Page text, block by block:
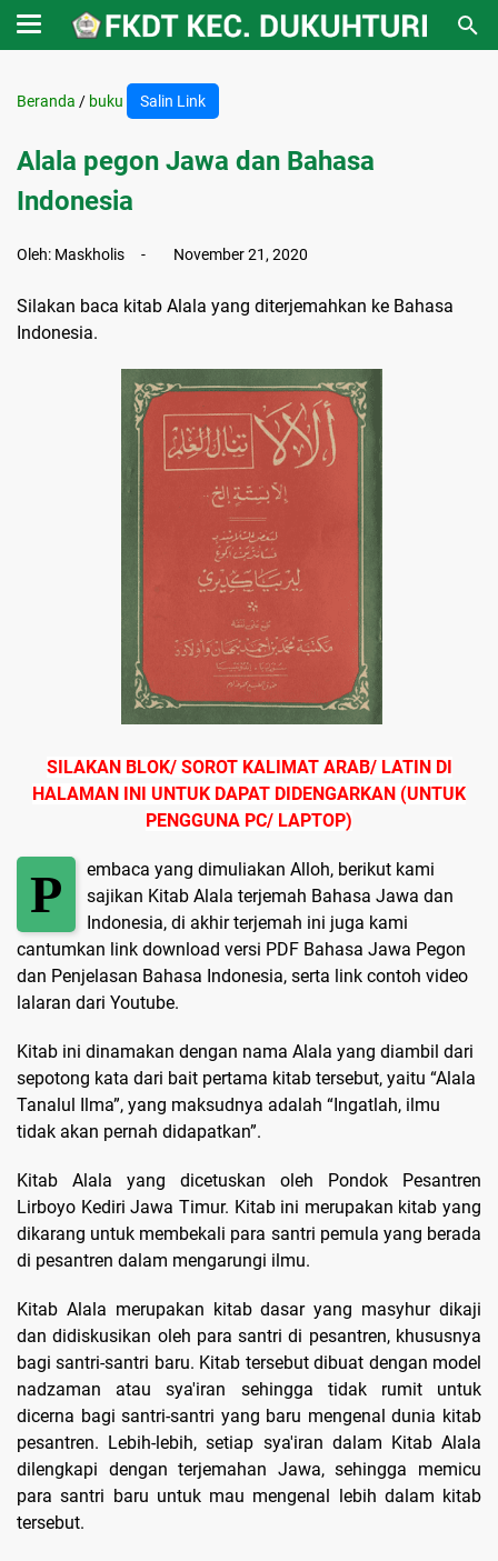
Beranda / buku Salin Link
Alala pegon Jawa dan Bahasa
Indonesia
Oleh: Maskholis November 21, 2020
Silakan baca kitab Alala yang diterjemahkan ke Bahasa
Indonesia.
SILAKAN BLOK/ SOROT KALIMAT ARAB/ LATIN DI
HALAMAN INI UNTUK DAPAT DIDENGARKAN (UNTUK
PENGGUNA PC/ LAPTOP)
P
embaca yang dimuliakan Alloh, berikut kami
sajikan Kitab Alala terjemah Bahasa Jawa dan
Indonesia, di akhir terjemah ini juga kami
cantumkan link download versi PDF Bahasa Jawa Pegon
dan Penjelasan Bahasa Indonesia, serta link contoh video
lalaran dari Youtube.
Kitab ini dinamakan dengan nama Alala yang diambil dari
sepotong kata dari bait pertama kitab tersebut, yaitu “Alala
Tanalul Ilma”, yang maksudnya adalah “Ingatlah, ilmu
tidak akan pernah didapatkan”.
Kitab Alala yang dicetuskan oleh Pondok Pesantren
Lirboyo Kediri Jawa Timur. Kitab ini merupakan kitab yang
dikarang untuk membekali para santri pemula yang berada
di pesantren dalam mengarungi ilmu.
Kitab Alala merupakan kitab dasar yang masyhur dikaji
dan didiskusikan oleh para santri di pesantren, khususnya
bagi santri-santri baru. Kitab tersebut dibuat dengan model
nadzaman atau sya'iran sehingga tidak rumit untuk
dicerna bagi santri-santri yang baru mengenal dunia kitab
pesantren. Lebih-lebih, setiap sya'iran dalam Kitab Alala
dilengkapi dengan terjemahan Jawa, sehingga memicu
para santri baru untuk mau mengenal lebih dalam kitab
tersebut.